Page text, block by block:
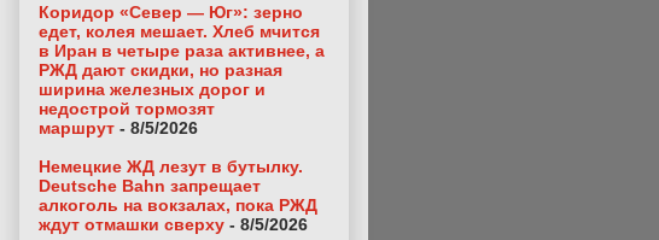
Коридор «Север — Юг»: зерно
едет, колея мешает. Хлеб мчится
в Иран в четыре раза активнее, а
РЖД дают скидки, но разная
ширина железных дорог и
недострой тормозят
маршрут - 8/5/2026
Немецкие ЖД лезут в бутылку.
Deutsche Bahn запрещает
алкоголь на вокзалах, пока РЖД
ждут отмашки сверху - 8/5/2026